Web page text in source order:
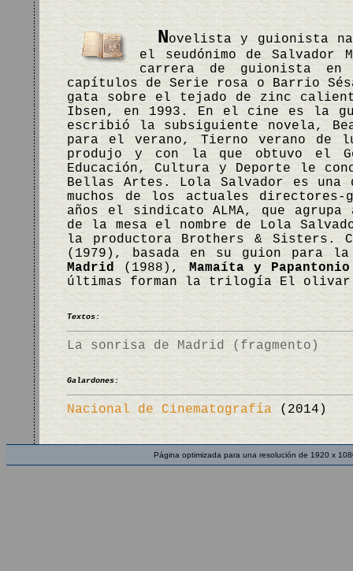
Novelista y guionista
el seudónimo de Salvador
carrera de guionista
capítulos de Serie rosa o Barrio
gata sobre el tejado de zinc
Ibsen, en 1993. En el cine es la
escribió la subsiguiente novela,
para el verano, Tierno verano de
produjo y con la que obtuvo el
Educación, Cultura y Deporte le
Bellas Artes. Lola Salvador es una
muchos de los actuales
años el sindicato ALMA, que
de la mesa el nombre de Lola
la productora Brothers & Sisters.
(1979), basada en su guion para
Madrid (1988), Mamaíta y Papantonio
últimas forman la trilogía El olivar
Textos:
La sonrisa de Madrid (fragmento)
Galardones:
Nacional de Cinematografía (2014)
Página optimizada para una resolución de 1920 x